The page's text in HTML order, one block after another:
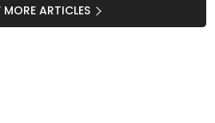
نے سب کو دنگ کر دیا ،
دیکھیں
ARTICLES